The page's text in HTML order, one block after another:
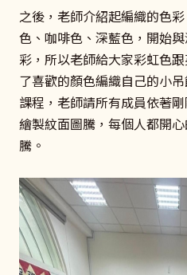
之後，老師介紹起編織的色
色、咖啡色、深藍色，開始
彩，所以老師給大家彩虹色
了喜歡的顏色編織自己的小
課程，老師請所有成員依著
繪製紋面圖騰，每個人都開
騰。